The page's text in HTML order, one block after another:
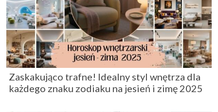
Zaskakująco trafne! Idealny styl wnętrza dla
każdego znaku zodiaku na jesień i zimę 2025